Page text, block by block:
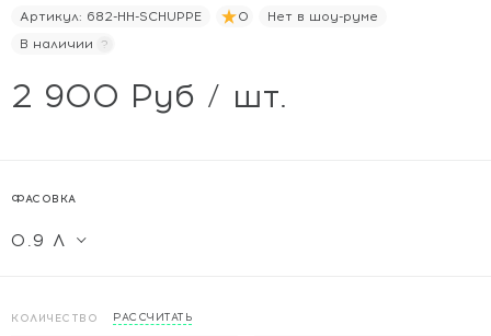
Артикул: 682-HH-SCHUPPE 0
Нет в шоу-руме
В наличии
2 900 Руб / шт.
ФАСОВКА
КОЛИЧЕСТВО РАССЧИТАТЬ